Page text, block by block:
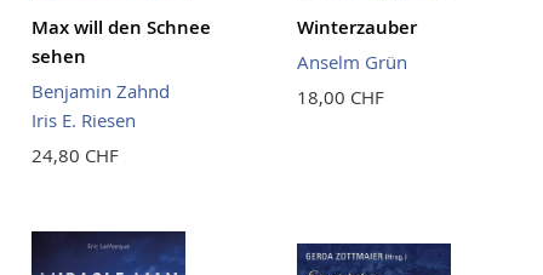
Max will den Schnee
sehen
Benjamin Zahnd
Iris E. Riesen
24,80 CHF
Winterzauber
Anselm Grün
18,00 CHF